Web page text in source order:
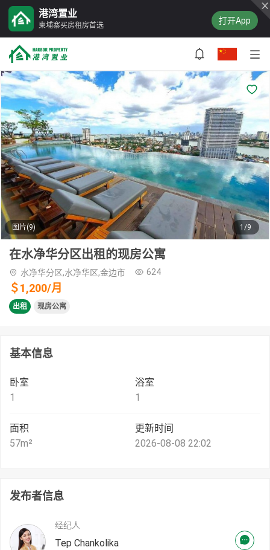
港湾置业
柬埔寨买房租房首选 打开App
图片(9) 1/9
在水净华分区出租的现房公寓
水净华分区,水净华区,金边市 624
＄1,200/月
出租 现房公寓
基本信息
卧室
1
浴室
1
面积
57m²
更新时间
2026-08-08 22:02
发布者信息
经纪人
Tep Chankolika